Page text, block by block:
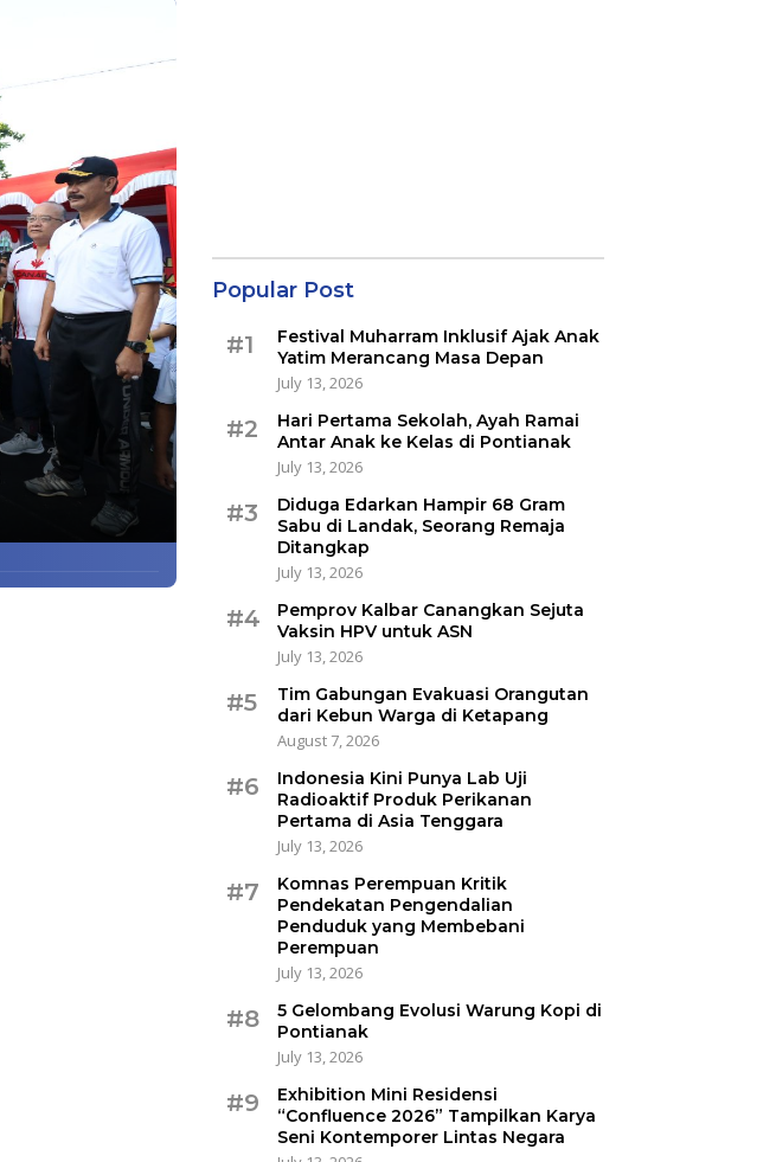
Popular Post
#1
Festival Muharram Inklusif Ajak Anak
Yatim Merancang Masa Depan
July 13, 2026
#2
Hari Pertama Sekolah, Ayah Ramai
Antar Anak ke Kelas di Pontianak
July 13, 2026
#3
Diduga Edarkan Hampir 68 Gram
Sabu di Landak, Seorang Remaja
Ditangkap
July 13, 2026
#4
Pemprov Kalbar Canangkan Sejuta
Vaksin HPV untuk ASN
July 13, 2026
#5
Tim Gabungan Evakuasi Orangutan
dari Kebun Warga di Ketapang
August 7, 2026
#6
Indonesia Kini Punya Lab Uji
Radioaktif Produk Perikanan
Pertama di Asia Tenggara
July 13, 2026
#7
Komnas Perempuan Kritik
Pendekatan Pengendalian
Penduduk yang Membebani
Perempuan
July 13, 2026
#8
5 Gelombang Evolusi Warung Kopi di
Pontianak
July 13, 2026
#9
Exhibition Mini Residensi
“Confluence 2026” Tampilkan Karya
Seni Kontemporer Lintas Negara